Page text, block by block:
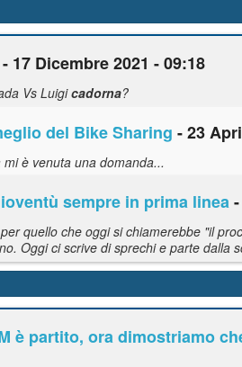
- 17 Dicembre 2021 - 09:18
Vs Luigicadorna?
del Bike Sharing - 23
è venuta una domanda...
sempre in prima linea
quello che oggi si chiamerebbe "il
Oggi ci scrive di sprechi e parte dalla
è partito, ora dimostriamo